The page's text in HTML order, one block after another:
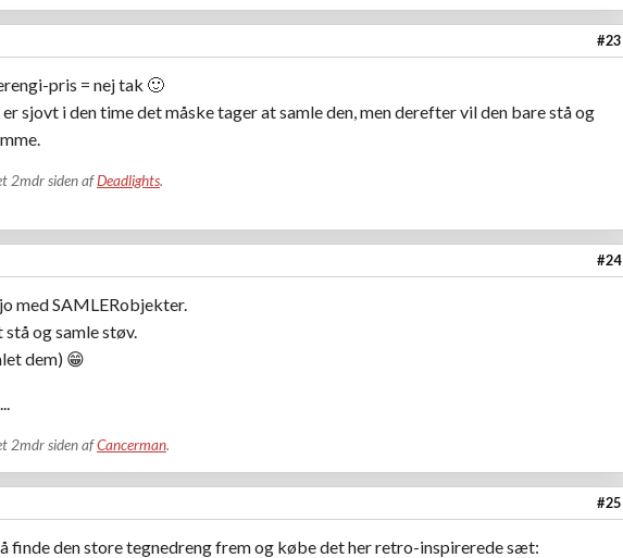
#23
pris = nej tak 🙂
sjovt i den time det måske tager at samle den, men derefter vil den bare stå og
2mdr siden afDeadlights.
#24
med SAMLERobjekter.
og samle støv.
dem) 😁
2mdr siden afCancerman.
#25
finde den store tegnedreng frem og købe det her retro-inspirerede sæt: